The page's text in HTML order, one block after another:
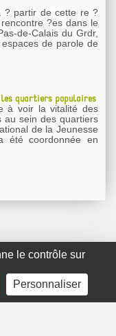
le contrôle sur
Personnaliser
?es dans le
de-Calais du Grdr,
de parole de
les quartiers populaires
à voir la vitalité des
au sein des quartiers
été coordonnée en
GRDR Copyright
légales|Contact